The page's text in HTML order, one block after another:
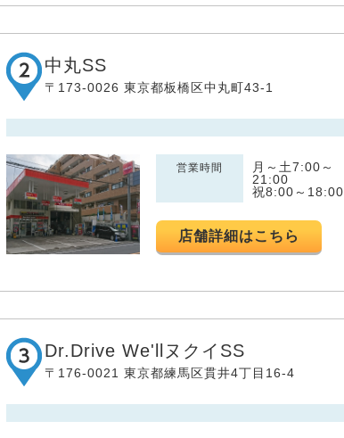
中丸SS
〒173-0026 東京都板橋区中丸町43-1
営業時間
月～土7:00～
21:00
祝8:00～18:00
店舗詳細はこちら
Dr.Drive We'llヌクイSS
〒176-0021 東京都練馬区貫井4丁目16-4